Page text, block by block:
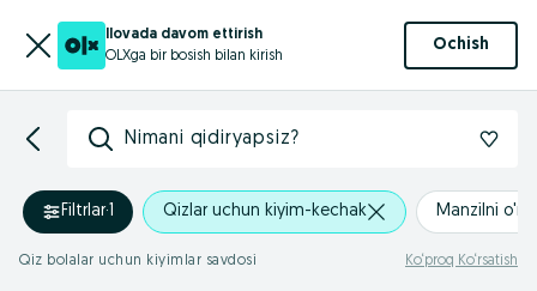
Ilovada davom ettirish
OLXga bir bosish bilan kirish
Ochish
Nimani qidiryapsiz?
Filtrlar·1 Qizlar uchun kiyim-kechak Manzilni
Qiz bolalar uchun kiyimlar savdosi Ko‘proq Ko‘rsatish